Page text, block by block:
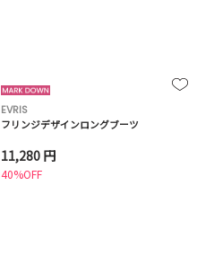
EVRIS
フリンジデザインロングブーツ
11,280 円
40%OFF